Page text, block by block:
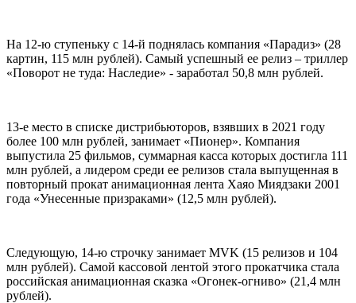
На 12-ю ступеньку с 14-й поднялась компания «Парадиз» (28
картин, 115 млн рублей). Самый успешный ее релиз – триллер
«Поворот не туда: Наследие» - заработал 50,8 млн рублей.
13-е место в списке дистрибьюторов, взявших в 2021 году
более 100 млн рублей, занимает «Пионер». Компания
выпустила 25 фильмов, суммарная касса которых достигла 111
млн рублей, а лидером среди ее релизов стала выпущенная в
повторный прокат анимационная лента Хаяо Миядзаки 2001
года «Унесенные призраками» (12,5 млн рублей).
Следующую, 14-ю строчку занимает MVK (15 релизов и 104
млн рублей). Самой кассовой лентой этого прокатчика стала
российская анимационная сказка «Огонек-огниво» (21,4 млн
рублей).